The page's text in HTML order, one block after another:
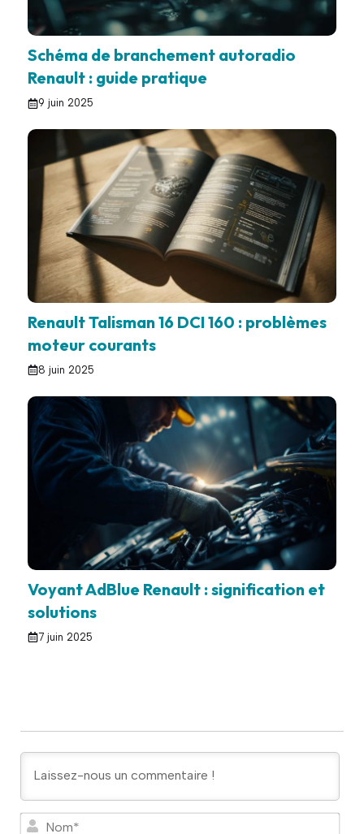
Schéma de branchement autoradio
Renault : guide pratique
9 juin 2025
Renault Talisman 16 DCI 160 : problèmes
moteur courants
8 juin 2025
Voyant AdBlue Renault : signification et
solutions
7 juin 2025
N